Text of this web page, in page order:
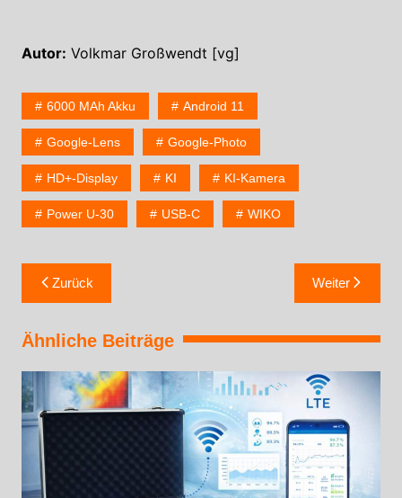
Autor: Volkmar Großwendt [vg]
6000 MAh Akku Android 11
Google-Lens Google-Photo
HD+-Display KI KI-Kamera
Power U-30 USB-C WIKO
Zurück Weiter
Ähnliche Beiträge